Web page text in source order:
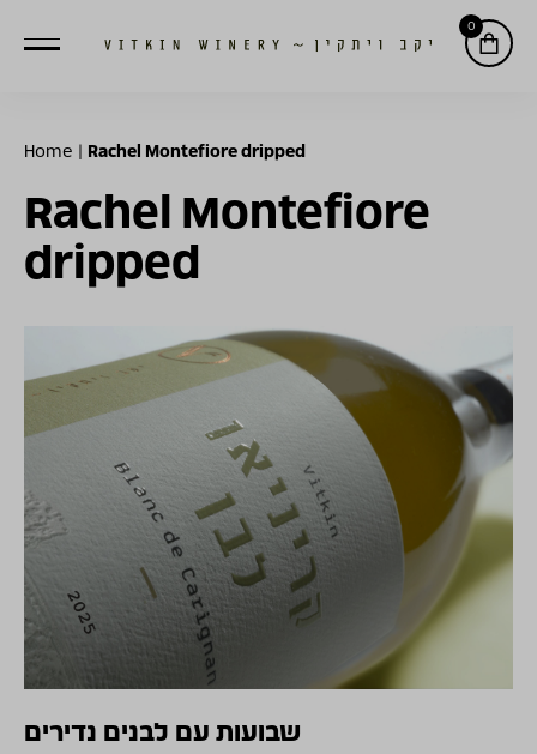
0
Home Rachel Montefiore dripped
Rachel Montefiore
dripped
שבועות עם לבנים נדירים